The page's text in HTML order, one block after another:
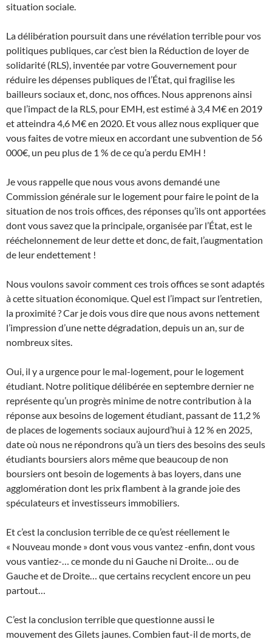
situation sociale.
La délibération poursuit dans une révélation terrible pour vos
politiques publiques, car c’est bien la Réduction de loyer de
solidarité (RLS), inventée par votre Gouvernement pour
réduire les dépenses publiques de l’État, qui fragilise les
bailleurs sociaux et, donc, nos offices. Nous apprenons ainsi
que l’impact de la RLS, pour EMH, est estimé à 3,4 M€ en 2019
et atteindra 4,6 M€ en 2020. Et vous allez nous expliquer que
vous faites de votre mieux en accordant une subvention de 56
000€, un peu plus de 1 % de ce qu’a perdu EMH !
Je vous rappelle que nous vous avons demandé une
Commission générale sur le logement pour faire le point de la
situation de nos trois offices, des réponses qu’ils ont apportées
dont vous savez que la principale, organisée par l’État, est le
rééchelonnement de leur dette et donc, de fait, l’augmentation
de leur endettement !
Nous voulons savoir comment ces trois offices se sont adaptés
à cette situation économique. Quel est l’impact sur l’entretien,
la proximité ? Car je dois vous dire que nous avons nettement
l’impression d’une nette dégradation, depuis un an, sur de
nombreux sites.
Oui, il y a urgence pour le mal-logement, pour le logement
étudiant. Notre politique délibérée en septembre dernier ne
représente qu’un progrès minime de notre contribution à la
réponse aux besoins de logement étudiant, passant de 11,2 %
de places de logements sociaux aujourd’hui à 12 % en 2025,
date où nous ne répondrons qu’à un tiers des besoins des seuls
étudiants boursiers alors même que beaucoup de non
boursiers ont besoin de logements à bas loyers, dans une
agglomération dont les prix flambent à la grande joie des
spéculateurs et investisseurs immobiliers.
Et c’est la conclusion terrible de ce qu’est réellement le
« Nouveau monde » dont vous vous vantez -enfin, dont vous
vous vantiez-… ce monde du ni Gauche ni Droite… ou de
Gauche et de Droite… que certains recyclent encore un peu
partout…
C’est la conclusion terrible que questionne aussi le
mouvement des Gilets jaunes. Combien faut-il de morts, de